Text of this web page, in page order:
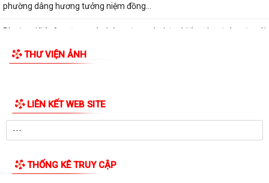
phường dâng hương tưởng niệm đồng...
Phường Kiến An tặng quà chúc mừng cán bộ, chiến sĩ Lữ đoàn vận tải
Hội nghị tập huấn triển khai thủ tục hành chính của Đảng trên môi
trường điện tử, giai đoạn 2
UBND phường tiếp ông Phạm Văn Hành – Khu Chung cư Bắc Sơn
Phường Kiến An tham dự Hội nghị báo cáo viên tháng 7
THƯ VIỆN ẢNH
LIÊN KẾT WEB SITE
THỐNG KÊ TRUY CẬP